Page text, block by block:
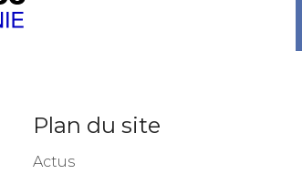
Plan du site
Actus